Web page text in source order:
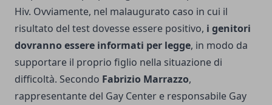
Hiv. Ovviamente, nel malaugurato caso in cui il
risultato del test dovesse essere positivo, i genitori
dovranno essere informati per legge, in modo da
supportare il proprio figlio nella situazione di
difficoltà. Secondo Fabrizio Marrazzo,
rappresentante del Gay Center e responsabile Gay